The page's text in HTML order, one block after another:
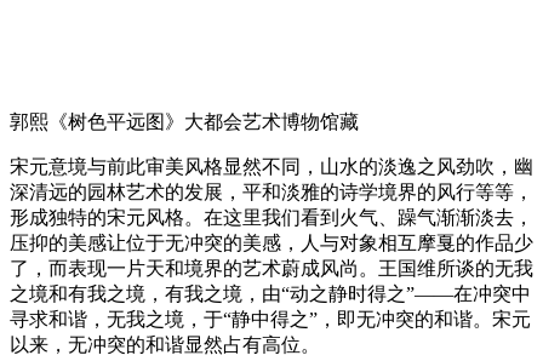
郭熙《树色平远图》大都会艺术博物馆藏
宋元意境与前此审美风格显然不同，山水的淡逸之风劲吹，幽
深清远的园林艺术的发展，平和淡雅的诗学境界的风行等等，
形成独特的宋元风格。在这里我们看到火气、躁气渐渐淡去，
压抑的美感让位于无冲突的美感，人与对象相互摩戛的作品少
了，而表现一片天和境界的艺术蔚成风尚。王国维所谈的无我
之境和有我之境，有我之境，由“动之静时得之”——在冲突中
寻求和谐，无我之境，于“静中得之”，即无冲突的和谐。宋元
以来，无冲突的和谐显然占有高位。